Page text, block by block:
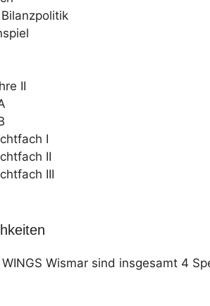
II
I
II
III
Wismar sind insgesamt 4